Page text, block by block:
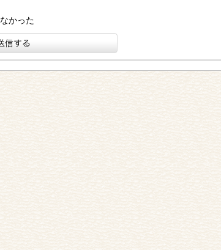
かった